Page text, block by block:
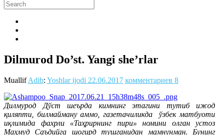
Dilmurod Do’st. Yangi she’rlar
MuallifAdib: Yoshlar ijodi 22.06.2017 комментариев 8
Дилмурод Дўст шеърда кимнинг этагини тутиб ижод
қиляпти, билмайману аммо, газетачиликда ўзбек матбуоти
иқлимида фахрли «Таҳрирнинг пири» номини олган устоз
Маҳмуд Саъдийга шогирд тушганидан мамнунман. Бунинг